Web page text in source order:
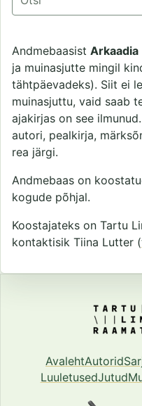
Andmebaasist Arkaadia
ja muinasjutte mingil
tähtpäevadeks). Siit ei
muinasjuttu, vaid saab
ajakirjas on see
autori, pealkirja,
rea järgi.
Andmebaas on
kogude põhjal.
Koostajateks on Tartu
kontaktisik Tiina Lutter (
AvalehtAutorid
LuuletusedJutud